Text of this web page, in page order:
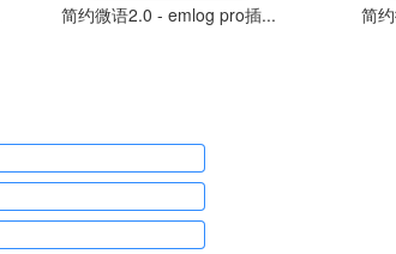
简约微语2.0 - emlog pro插... 简